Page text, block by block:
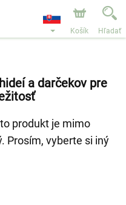
nášho e-shopu.
je od 11.8.2026 z
Košík Hľadať
a darčekov pre
produkt je mimo
Prosím, vyberte si iný